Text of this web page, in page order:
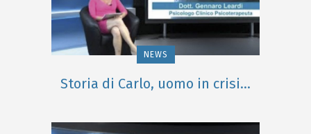
NEWS
Storia di Carlo, uomo in crisi…